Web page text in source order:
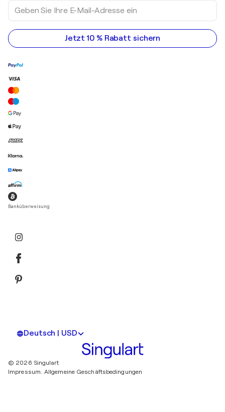
Geben
Sie
Ihre
E-
Mail-
Adresse
Jetzt 10 % Rabatt sichern
Banküberweisung
Deutsch | USD
© 2026 Singulart
Impressum. Allgemeine Geschäftsbedingungen